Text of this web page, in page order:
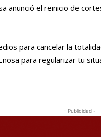
anunció el reinicio de
para cancelar la
para regularizar tu
- Publicidad -